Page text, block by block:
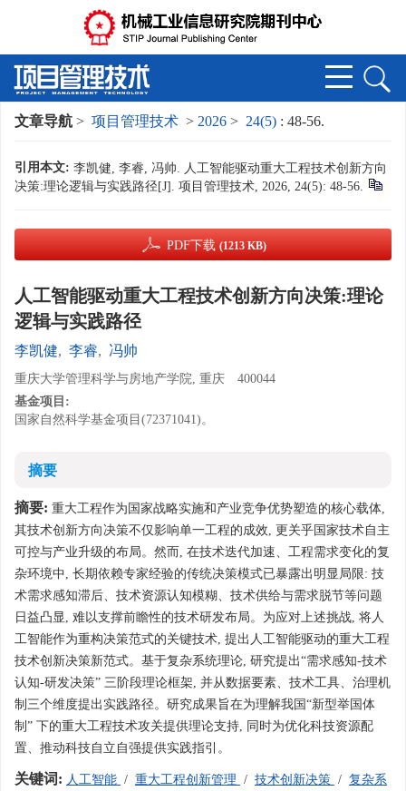
文章导航 > 项目管理技术 > 2026 > 24(5) : 48-56.
引用本文: 李凯健, 李睿, 冯帅. 人工智能驱动重大工程技术创新方向
决策:理论逻辑与实践路径[J]. 项目管理技术, 2026, 24(5): 48-56.
PDF下载 (1213 KB)
人工智能驱动重大工程技术创新方向决策:理论
逻辑与实践路径
李凯健, 李睿, 冯帅
重庆大学管理科学与房地产学院, 重庆 400044
基金项目:
国家自然科学基金项目(72371041)。
摘要
摘要: 重大工程作为国家战略实施和产业竞争优势塑造的核心载体,
其技术创新方向决策不仅影响单一工程的成效, 更关乎国家技术自主
可控与产业升级的布局。然而, 在技术迭代加速、工程需求变化的复
杂环境中, 长期依赖专家经验的传统决策模式已暴露出明显局限: 技
术需求感知滞后、技术资源认知模糊、技术供给与需求脱节等问题
日益凸显, 难以支撑前瞻性的技术研发布局。为应对上述挑战, 将人
工智能作为重构决策范式的关键技术, 提出人工智能驱动的重大工程
技术创新决策新范式。基于复杂系统理论, 研究提出“需求感知-技术
认知-研发决策” 三阶段理论框架, 并从数据要素、技术工具、治理机
制三个维度提出实践路径。研究成果旨在为理解我国“新型举国体
制” 下的重大工程技术攻关提供理论支持, 同时为优化科技资源配
置、推动科技自立自强提供实践指引。
关键词: 人工智能 / 重大工程创新管理 / 技术创新决策 / 复杂系